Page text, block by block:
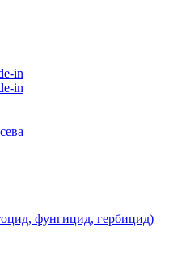
in
in
фунгицид, гербицид)